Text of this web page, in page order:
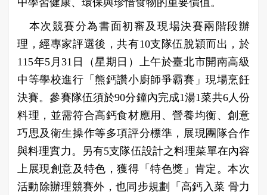
本次競賽分為書面初審及現場決賽兩階段辦
理，經專家評選後，共有10支隊伍脫穎而出，於
115年5月31日（星期日）上午於臺北市開南高級
中等學校進行「熊鈣讚小廚師爭霸賽」現場烹飪
決賽。參賽隊伍須於90分鐘內完成1湯1菜共6人份
料理，並需符合高鈣食材應用、營養均衡、創意
巧思及衛生操作等多項評分標準，展現團隊合作
與料理實力。另有5支隊伍設計之料理菜單在內容
上展現創意及特色，獲得「特色獎」肯定。本次
活動除辦理競賽外，也同步規劃「高鈣入菜 骨力